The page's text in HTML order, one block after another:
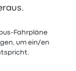
Fahrpläne
um ein/en